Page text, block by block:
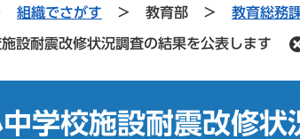
組織でさがす > 教育部 > 教育総務
設耐震改修状況調査の結果を公表します
学校施設耐震改修状